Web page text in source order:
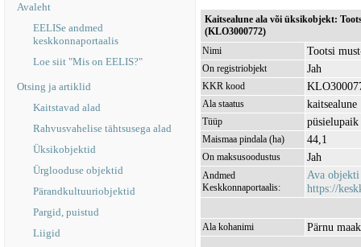
Avaleht
EELISe andmed
keskkonnaportaalis
Loe siit "Mis on EELIS?"
Otsing ja artiklid
Kaitstavad alad
Rahvusvahelise tähtsusega alad
Üksikobjektid
Ürglooduse objektid
Pärandkultuuriobjektid
Pargid, puistud
Liigid
Kaitsealune ala või üksikobjekt:
(KLO3000772)
Nimi
Tootsi
On registriobjekt Jah
KKR kood
Ala staatus kaitsealune
Tüüp püsielupaik
Maismaa pindala (ha) 44,1
On maksusoodustus Jah
Andmed
Keskkonnaportaalis:
Ava objekti
https://
Ala kohanimi Pärnu